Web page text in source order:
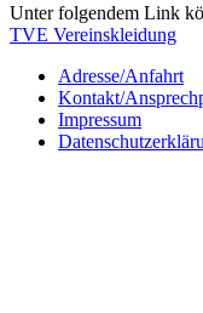
Unter folgendem Link
TVE Vereinskleidung
Adresse/Anfahrt
Kontakt/
Impressum